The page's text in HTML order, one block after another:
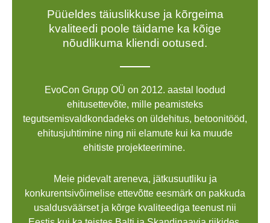
Püüeldes täiuslikkuse ja kõrgeima
kvaliteedi poole täidame ka kõige
nõudlikuma kliendi ootused.
EvoCon Grupp OÜ on 2012. aastal loodud
ehitusettevõte, mille peamisteks
tegutsemisvaldkondadeks on üldehitus, betoonitööd,
ehitusjuhtimine ning nii elamute kui ka muude
ehitiste projekteerimine.
Meie pidevalt areneva, jätkusuutliku ja
konkurentsivõimelise ettevõtte eesmärk on pakkuda
usaldusväärset ja kõrge kvaliteediga teenust nii